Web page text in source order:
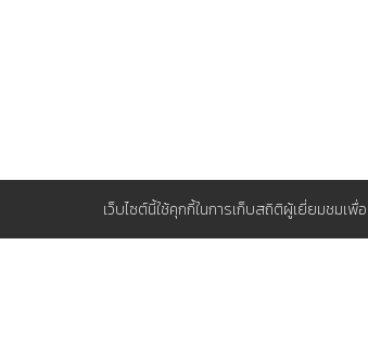
เว็บไซต์นี้ใช้คุกกี้ในการเก็บสถิติผู้เยี่ยมชม